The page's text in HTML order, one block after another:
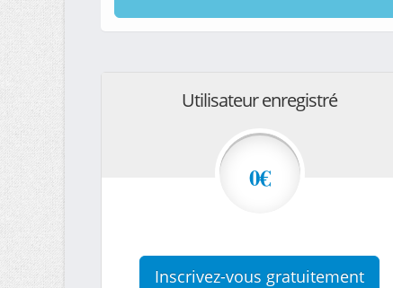
Utilisateur enregistré
0€
Inscrivez-vous gratuitement